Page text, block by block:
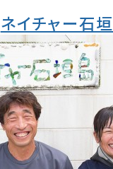
ネイチャー石